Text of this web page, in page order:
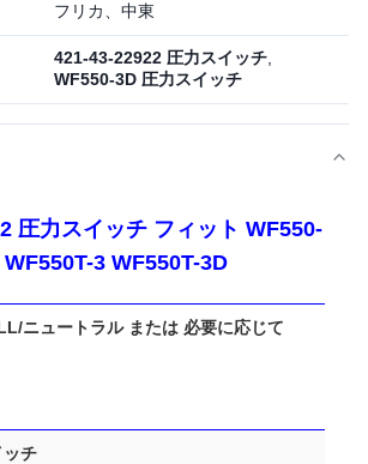
フリカ、中東
421-43-22922 圧力スイッチ
WF550-3D 圧力スイッチ
圧力スイッチ フィット WF550-
WF550T-3 WF550T-3D
ニュートラル または 必要に応じて
ッチ